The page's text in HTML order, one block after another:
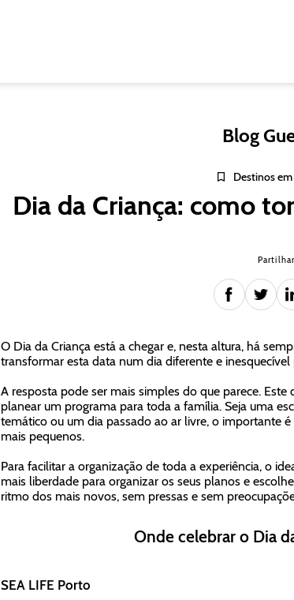
Blog
Destinos
Dia da Criança: como
Partilhar
O Dia da Criança está a chegar e, nesta altura, há
transformar esta data num dia diferente e inesquecível
A resposta pode ser mais simples do que parece.
planear um programa para toda a família. Seja uma
temático ou um dia passado ao ar livre, o importante
mais pequenos.
Para facilitar a organização de toda a experiência, o
mais liberdade para organizar os seus planos e
ritmo dos mais novos, sem pressas e sem
Onde celebrar o Dia
SEA LIFE Porto